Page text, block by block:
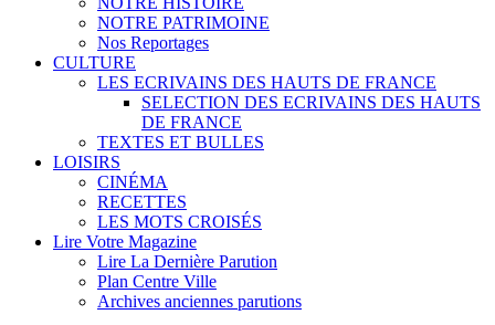
NOTRE PATRIMOINE
Nos Reportages
CULTURE
LES ECRIVAINS DES HAUTS DE FRANCE
SELECTION DES ECRIVAINS DES HAUTS
DE FRANCE
TEXTES ET BULLES
LOISIRS
CINÉMA
RECETTES
LES MOTS CROISÉS
Lire Votre Magazine
Lire La Dernière Parution
Plan Centre Ville
Archives anciennes parutions